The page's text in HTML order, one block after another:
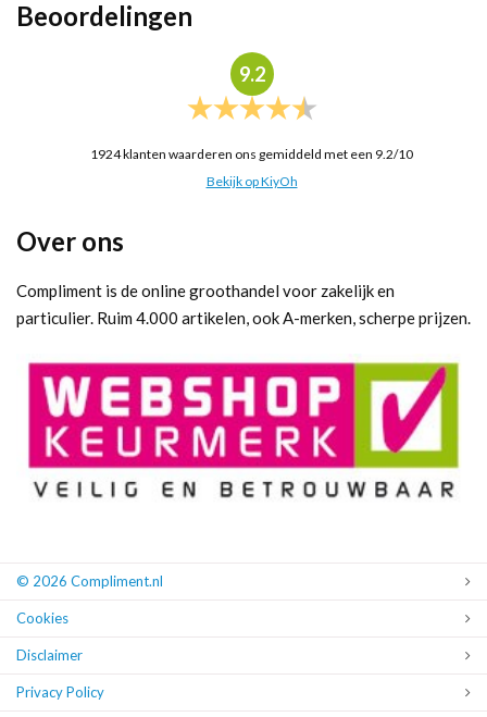
Beoordelingen
9.2
1924klanten waarderen ons gemiddeld met een 9.2/10
Bekijk op KiyOh
Over ons
Compliment is de online groothandel voor zakelijk en
particulier. Ruim 4.000 artikelen, ook A-merken, scherpe prijzen.
© 2026 Compliment.nl
Cookies
Disclaimer
Privacy Policy